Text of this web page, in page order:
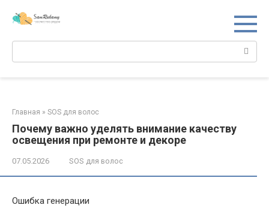
Главная » SOS для волос
Почему важно уделять внимание качеству
освещения при ремонте и декоре
07.05.2026 SOS для волос
Ошибка генерации